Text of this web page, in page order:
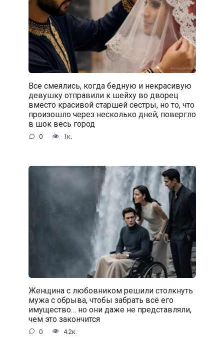
Все смеялись, когда бедную и некрасивую
девушку отправили к шейху во дворец
вместо красивой старшей сестры, но то, что
произошло через несколько дней, повергло
в шок весь город
0 1к.
Женщина с любовником решили столкнуть
мужа с обрыва, чтобы забрать всё его
имущество… но они даже не представляли,
чем это закончится
0 4.2к.